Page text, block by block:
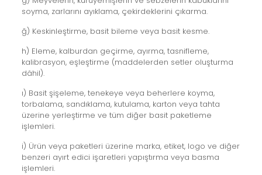
soyma, zarlarını ayıklama, çekirdeklerini çıkarma.
ğ) Keskinleştirme, basit bileme veya basit kesme.
h) Eleme, kalburdan geçirme, ayırma, tasnifleme,
kalibrasyon, eşleştirme (maddelerden setler oluşturma
dâhil).
ı) Basit şişeleme, tenekeye veya beherlere koyma,
torbalama, sandıklama, kutulama, karton veya tahta
üzerine yerleştirme ve tüm diğer basit paketleme
işlemleri.
i) Ürün veya paketleri üzerine marka, etiket, logo ve diğer
benzeri ayırt edici işaretleri yapıştırma veya basma
işlemleri.